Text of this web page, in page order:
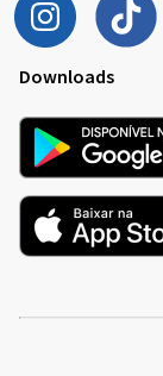
Downloads